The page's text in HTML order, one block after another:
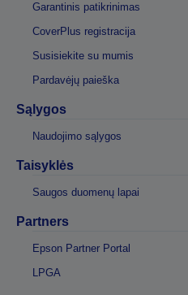
Garantinis patikrinimas
CoverPlus registracija
Susisiekite su mumis
Pardavėjų paieška
Sąlygos
Naudojimo sąlygos
Taisyklės
Saugos duomenų lapai
Partners
Epson Partner Portal
LPGA